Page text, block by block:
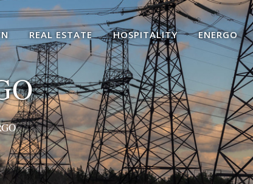
REAL ESTATE HOSPITALITY ENERGO
4
5
6
7